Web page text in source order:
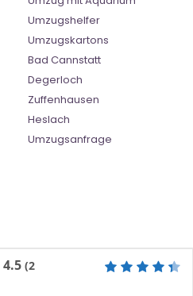
Umzugshelfer
Umzugskartons
Bad Cannstatt
Degerloch
Zuffenhausen
Heslach
Umzugsanfrage
4.5 (2